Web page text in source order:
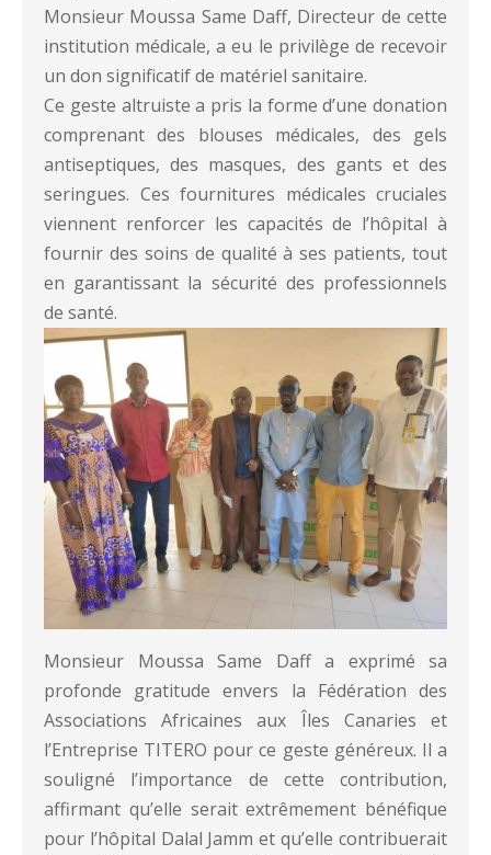
Monsieur Moussa Same Daff, Directeur de cette
institution médicale, a eu le privilège de recevoir
un don significatif de matériel sanitaire.
Ce geste altruiste a pris la forme d’une donation
comprenant des blouses médicales, des gels
antiseptiques, des masques, des gants et des
seringues. Ces fournitures médicales cruciales
viennent renforcer les capacités de l’hôpital à
fournir des soins de qualité à ses patients, tout
en garantissant la sécurité des professionnels
de santé.
Monsieur Moussa Same Daff a exprimé sa
profonde gratitude envers la Fédération des
Associations Africaines aux Îles Canaries et
l’Entreprise TITERO pour ce geste généreux. Il a
souligné l’importance de cette contribution,
affirmant qu’elle serait extrêmement bénéfique
pour l’hôpital Dalal Jamm et qu’elle contribuerait